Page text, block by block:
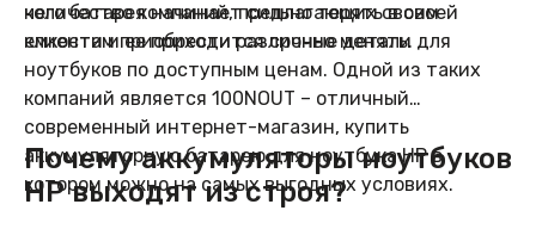
чего батарея начинает сильно терять в своей
емкости и ее приходится срочно менять.
количество компаний, предлагающих своим
клиентам приобрести различные детали для
ноутбуков по доступным ценам. Одной из таких
компаний является 100NOUT – отличный
современный интернет-магазин, купить
аккумуляторную батарею для ноутбука HP в
котором можно на самых выгодных условиях.
Почему аккумуляторы ноутбуков
HP выходят из строя?